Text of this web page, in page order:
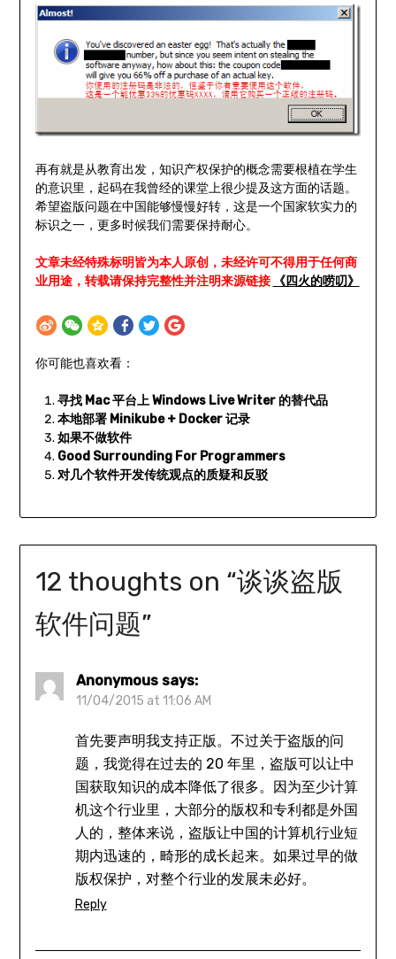
再有就是从教育出发，知识产权保护的概念需要根植在学生
的意识里，起码在我曾经的课堂上很少提及这方面的话题。
希望盗版问题在中国能够慢慢好转，这是一个国家软实力的
标识之一，更多时候我们需要保持耐心。
文章未经特殊标明皆为本人原创，未经许可不得用于任何商
业用途，转载请保持完整性并注明来源链接
《四火的唠叨》
你可能也喜欢看：
寻找 Mac 平台上 Windows Live Writer 的替代品
本地部署 Minikube + Docker 记录
如果不做软件
Good Surrounding For Programmers
对几个软件开发传统观点的质疑和反驳
12 thoughts on “谈谈盗版
软件问题”
Anonymous says:
11/04/2015 at 11:06 AM
首先要声明我支持正版。不过关于盗版的问
题，我觉得在过去的 20 年里，盗版可以让中
国获取知识的成本降低了很多。因为至少计算
机这个行业里，大部分的版权和专利都是外国
人的，整体来说，盗版让中国的计算机行业短
期内迅速的，畸形的成长起来。如果过早的做
版权保护，对整个行业的发展未必好。
Reply